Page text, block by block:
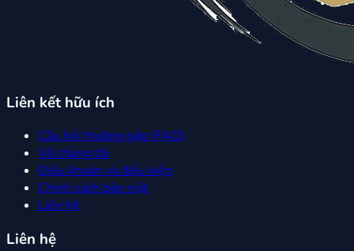
Liên kết hữu ích
Câu hỏi thường gặp (FAQ)
Về chúng tôi
Điều khoản và điều kiện
Chính sách bảo mật
Liên hệ
Liên hệ